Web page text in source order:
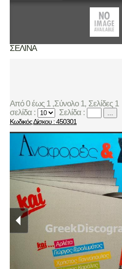
ΣΕΛΙΝΑ
Από 0 έως 1 ,Σύνολο 1, Σελίδες 1
σελίδα :
Σελίδα :
Κωδικός Δίσκου : 450301